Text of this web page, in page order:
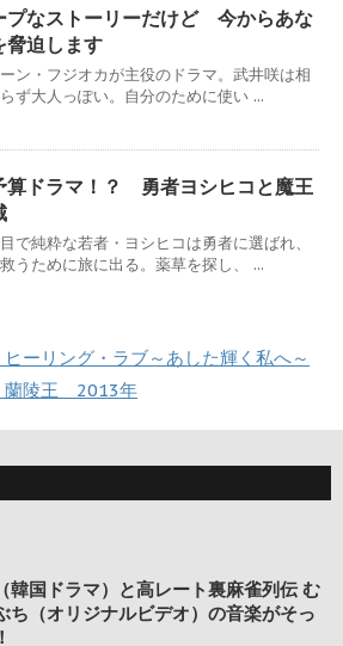
プなストーリーだけど 今からあな
脅迫します
ン・フジオカが主役のドラマ。武井咲は相
ず大人っぽい。自分のために使い ...
算ドラマ！？ 勇者ヨシヒコと魔王
で純粋な若者・ヨシヒコは勇者に選ばれ、
うために旅に出る。薬草を探し、 ...
ーリング・ラブ～あした輝く私へ～
陵王 2013年
韓国ドラマ）と高レート裏麻雀列伝 む
ち（オリジナルビデオ）の音楽がそっ